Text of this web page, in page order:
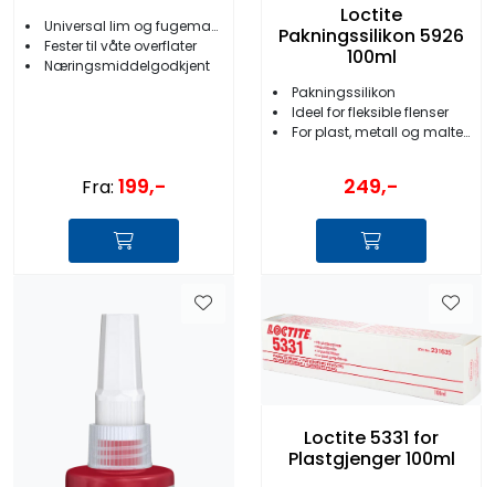
Universal lim og fugemasse
Fester til våte overflater
Næringsmiddelgodkjent
Fra: 199,-
Loctite
Pakningssilikon 5926
100ml
Pakningssilikon
Ideel for fleksible flenser
For plast, metall og malte overflater
249,-
Loctite 5331 for
Plastgjenger 100ml